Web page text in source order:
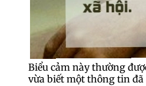
Biểu cảm này thường
vừa biết một thông tin đã